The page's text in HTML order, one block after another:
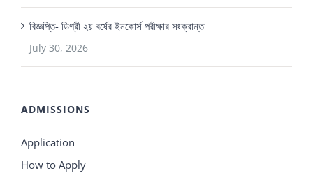
বিজ্ঞপ্তি- ডিগ্রী ২য় বর্ষের ইনকোর্স পরীক্ষার সংক্রান্ত
July 30, 2026
ADMISSIONS
Application
How to Apply